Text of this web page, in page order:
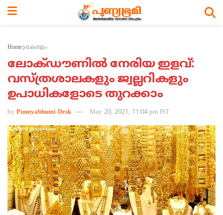
Home കേരളം
ലോക്ഡൗണില്‍ നേരിയ ഇളവ്:
വസ്ത്രശാലകളും ജ്വല്ലറികളും
ഉപാധികളോടെ തുറക്കാം
by Punnyabhumi Desk May 20, 2021, 11:04 pm IST